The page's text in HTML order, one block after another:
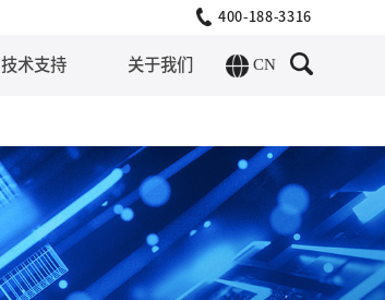
400-188-3316
技术支持 关于我们 CN